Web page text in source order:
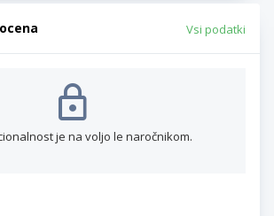
Vsi podatki
je na voljo le naročnikom.